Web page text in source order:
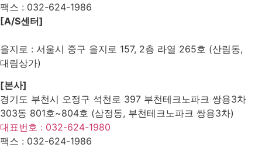
팩스 : 032-624-1986
[A/S센터]
을지로 : 서울시 중구 을지로 157, 2층 라열 265호 (산림동,
대림상가)
[본사]
경기도 부천시 오정구 석천로 397 부천테크노파크 쌍용3차
303동 801호~804호 (삼정동, 부천테크노파크 쌍용3차)
대표번호 : 032-624-1980
팩스 : 032-624-1986